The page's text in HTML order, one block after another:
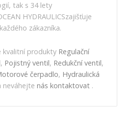
tak s 34 lety
HYDRAULICSzajišťuje
zákazníka.
kvalitní produkty Regulační
, Pojistný ventil, Redukční ventil,
čerpadlo, Hydraulická
neváhejte nás kontaktovat .